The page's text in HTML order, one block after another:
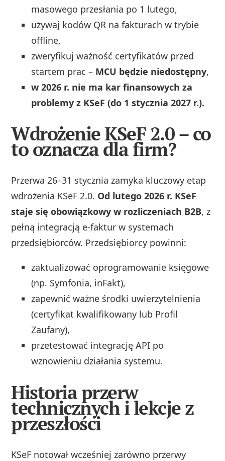
masowego przesłania po 1 lutego,
używaj kodów QR na fakturach w trybie
offline,
zweryfikuj ważność certyfikatów przed
startem prac – MCU będzie niedostępny,
w 2026 r. nie ma kar finansowych za
problemy z KSeF (do 1 stycznia 2027 r.).
Wdrożenie KSeF 2.0 – co
to oznacza dla firm?
Przerwa 26–31 stycznia zamyka kluczowy etap
wdrożenia KSeF 2.0. Od lutego 2026 r. KSeF
staje się obowiązkowy w rozliczeniach B2B, z
pełną integracją e-faktur w systemach
przedsiębiorców. Przedsiębiorcy powinni:
zaktualizować oprogramowanie księgowe
(np. Symfonia, inFakt),
zapewnić ważne środki uwierzytelnienia
(certyfikat kwalifikowany lub Profil
Zaufany),
przetestować integrację API po
wznowieniu działania systemu.
Historia przerw
technicznych i lekcje z
przeszłości
KSeF notował wcześniej zarówno przerwy